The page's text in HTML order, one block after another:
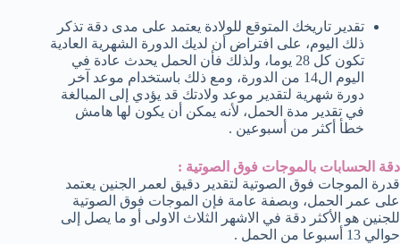
تقدير تاريخك المتوقع للولادة يعتمد على مدى دقة تذكر
ذلك اليوم، على افتراض أن لديك الدورة الشهرية العادية
تكون كل 28 يوما، ولذلك فأن الحمل يحدث عادة في
اليوم ال14 من الدورة، ومع ذلك باستخدام موعد آخر
دورة شهرية لتقدير موعد ولادتك قد يؤدي إلى المبالغة
في تقدير مدة الحمل، لأنه يمكن أن يكون لها هامش
خطأ أكثر من أسبوعين .
دقة الحسابات بالموجات فوق الصوتية :
قدرة الموجات فوق الصوتية لتقدير دقيق لعمر الجنين يعتمد
على عمر الحمل، وبصفة عامة فإن الموجات فوق الصوتية
للجنين هو الأكثر دقة في الاشهر الثلاث الاولى أو ما يصل إلى
حوالي 13 أسبوعا من الحمل .